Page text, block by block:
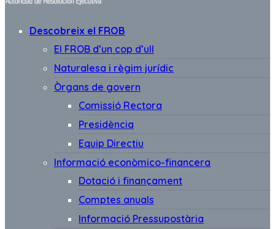
Descobreix el FROB
El FROB d’un cop d’ull
Naturalesa i règim jurídic
Òrgans de govern
Comissió Rectora
Presidència
Equip Directiu
Informació econòmico-financera
Dotació i finançament
Comptes anuals
Informació Pressupostària